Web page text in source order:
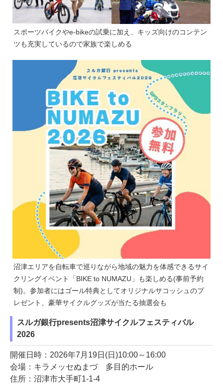
スポーツバイクやe-bikeの試乗に加え、キッズ向けのコンテン
ツも充実しているので家族で楽しめる
沼津エリアを自転車で巡りながら地域の魅力を体感できるサイ
クリングイベント「BIKE to NUMAZU」も楽しめる(事前予約
制)。参加者にはゴール特典としてオリジナルサコッシュのプ
レゼント、豪華サイクルグッズが当たる抽選会も
スルガ銀行presents沼津サイクルフェスティバル
2026
開催日時：2026年7月19日(日)10:00～16:00
会場：キラメッセぬまづ 多目的ホール
住所：沼津市大手町1-1-4